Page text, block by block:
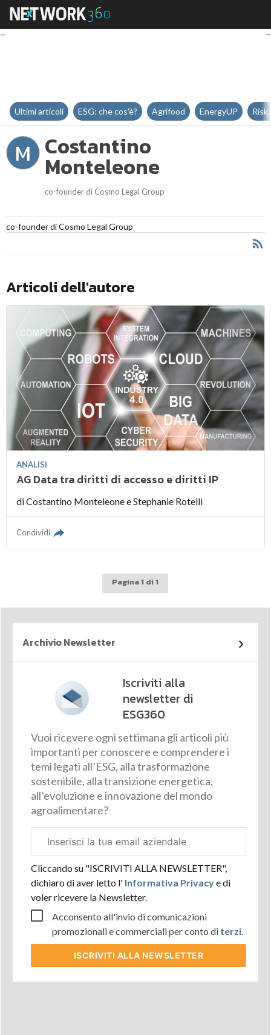
Costantino Monteleone
Ultimi articoli ESG: che cos'è? Agrifood EnergyUP Risk
M Costantino
Monteleone
co-founder di Cosmo Legal Group
co-founder di Cosmo Legal Group
Articoli dell'autore
ANALISI
AG Data tra diritti di accesso e diritti IP
diCostantino MonteleoneeStephanie Rotelli
Condividi
Pagina 1 di 1
Archivio Newsletter
Iscriviti alla
newsletter di
ESG360
Vuoi ricevere ogni settimana gli articoli più
importanti per conoscere e comprendere i
temi legati all’ESG, alla trasformazione
sostenibile, alla transizione energetica,
all’evoluzione e innovazione del mondo
agroalimentare?
aziendale
Cliccando su "ISCRIVITI ALLA NEWSLETTER",
dichiaro di aver letto l'Informativa Privacye di
voler ricevere la Newsletter.
Acconsento all'invio di comunicazioni
promozionali e commerciali per conto di terzi.
ISCRIVITI ALLA NEWSLETTER